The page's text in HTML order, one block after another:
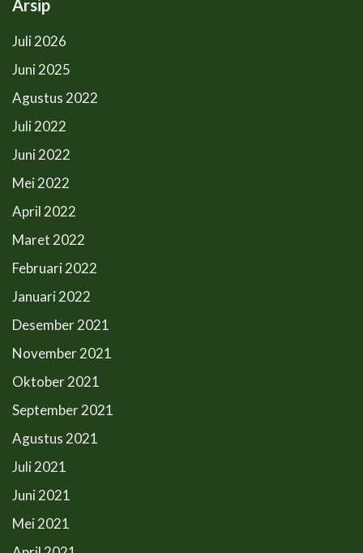
Arsip
Juli 2026
Juni 2025
Agustus 2022
Juli 2022
Juni 2022
Mei 2022
April 2022
Maret 2022
Februari 2022
Januari 2022
Desember 2021
November 2021
Oktober 2021
September 2021
Agustus 2021
Juli 2021
Juni 2021
Mei 2021